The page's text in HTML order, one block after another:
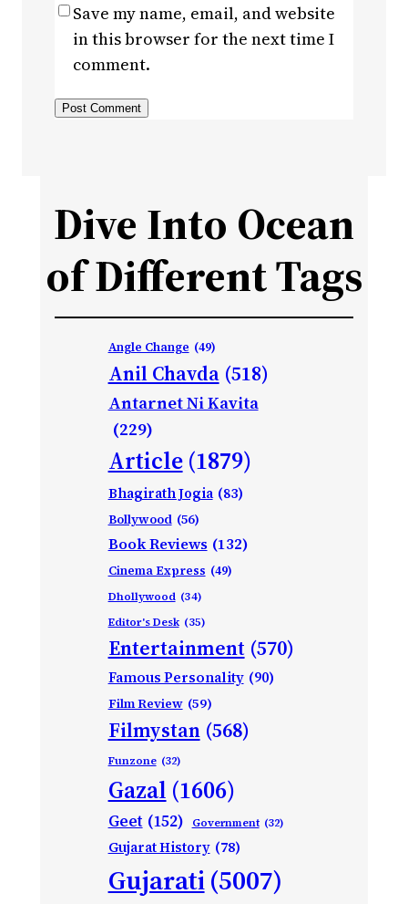
Save my name, email, and website
in this browser for the next time I
comment.
Dive Into Ocean
of Different Tags
Angle Change (49)
Anil Chavda (518)
Antarnet Ni Kavita
(229)
Article (1879)
Bhagirath Jogia (83)
Bollywood (56)
Book Reviews (132)
Cinema Express (49)
Dhollywood (34)
Editor's Desk (35)
Entertainment (570)
Famous Personality (90)
Film Review (59)
Filmystan (568)
Funzone (32)
Gazal (1606)
Geet (152) Government (32)
Gujarat History (78)
Gujarati(5007)